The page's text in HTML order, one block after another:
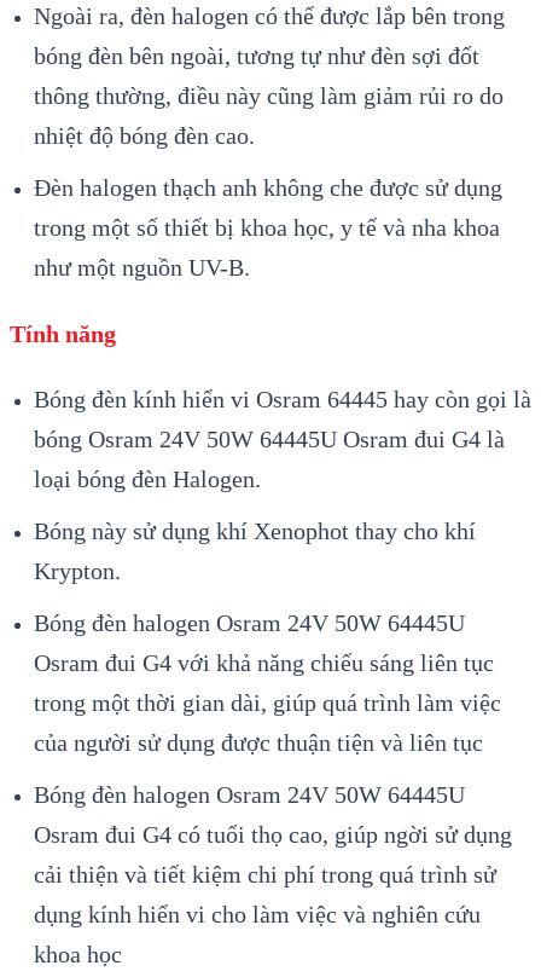
Ngoài ra, đèn halogen có thể được lắp bên trong
bóng đèn bên ngoài, tương tự như đèn sợi đốt
thông thường, điều này cũng làm giảm rủi ro do
nhiệt độ bóng đèn cao.
Đèn halogen thạch anh không che được sử dụng
trong một số thiết bị khoa học, y tế và nha khoa
như một nguồn UV-B.
Tính năng
Bóng đèn kính hiển vi Osram 64445 hay còn gọi là
bóng Osram 24V 50W 64445U Osram đui G4 là
loại bóng đèn Halogen.
Bóng này sử dụng khí Xenophot thay cho khí
Krypton.
Bóng đèn halogen Osram 24V 50W 64445U
Osram đui G4 với khả năng chiếu sáng liên tục
trong một thời gian dài, giúp quá trình làm việc
của người sử dụng được thuận tiện và liên tục
Bóng đèn halogen Osram 24V 50W 64445U
Osram đui G4 có tuổi thọ cao, giúp ngời sử dụng
cải thiện và tiết kiệm chi phí trong quá trình sử
dụng kính hiển vi cho làm việc và nghiên cứu
khoa học